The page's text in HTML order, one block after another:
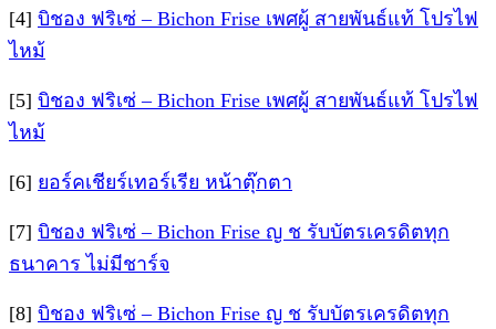
[4] บิชอง ฟริเซ่ – Bichon Frise เพศผู้ สายพันธ์แท้ โปรไฟ
ไหม้
[5] บิชอง ฟริเซ่ – Bichon Frise เพศผู้ สายพันธ์แท้ โปรไฟ
ไหม้
[6] ยอร์คเชียร์เทอร์เรีย หน้าตุ๊กตา
[7] บิชอง ฟริเซ่ – Bichon Frise ญ ช รับบัตรเครดิตทุก
ธนาคาร ไม่มีชาร์จ
[8] บิชอง ฟริเซ่ – Bichon Frise ญ ช รับบัตรเครดิตทุก